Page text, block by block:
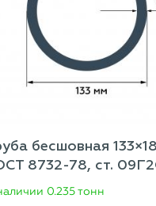
бесшовная
8732-78, ст.
0.235 тонн